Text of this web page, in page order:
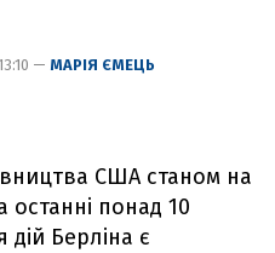
— МАРІЯ ЄМЕЦЬ
США станом на
останні понад 10
дій Берліна є